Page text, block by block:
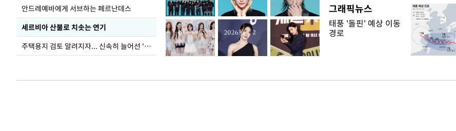
안드레예바에게 서브하는 페르난데스
세르비아 산불로 치솟는 연기
주택용지 검토 알려지자... 신속히 늘어선 '근조화환'
그래픽뉴스
태풍 '돌핀' 예상 이동
경로